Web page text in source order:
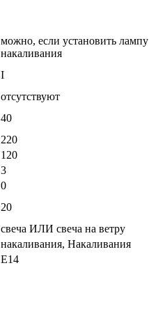
можно, если установить лампу
накаливания
I
отсутствуют
40
220
120
3
0
20
свеча ИЛИ свеча на ветру
накаливания, Накаливания
E14